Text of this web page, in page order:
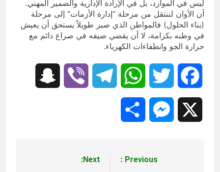
ليس في الموارد، بل في الإرادة الإدارية والضمير المهني.
آن الأوان لننتقل من مرحلة “إدارة الأزمات” إلى مرحلة
(بناء الحلول) فالمواطن الذي صبر طويلاً يستحق أن يعيش
في وطنه بكرامة، لا أن يقضي صيفه في صراع دائم مع
حرارة الجو وانطفاءات الكهرباء.
Facebook
Twitter
WhatsApp
Telegram
Viber
Messenger
Previous:
Next: